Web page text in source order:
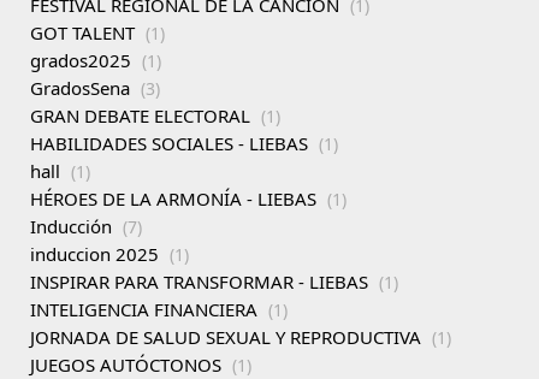
FESTIVAL REGIONAL DE LA CANCIÓN (1)
GOT TALENT (1)
grados2025 (1)
GradosSena (3)
GRAN DEBATE ELECTORAL (1)
HABILIDADES SOCIALES - LIEBAS (1)
hall (1)
HÉROES DE LA ARMONÍA - LIEBAS (1)
Inducción (7)
induccion 2025 (1)
INSPIRAR PARA TRANSFORMAR - LIEBAS (1)
INTELIGENCIA FINANCIERA (1)
JORNADA DE SALUD SEXUAL Y REPRODUCTIVA (1)
JUEGOS AUTÓCTONOS (1)